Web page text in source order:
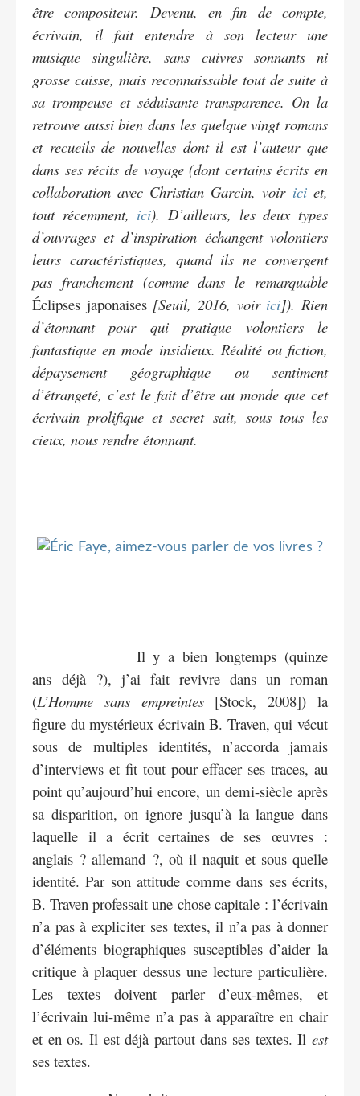
être compositeur. Devenu, en fin de compte,
écrivain, il fait entendre à son lecteur une
musique singulière, sans cuivres sonnants ni
grosse caisse, mais reconnaissable tout de suite à
sa trompeuse et séduisante transparence. On la
retrouve aussi bien dans les quelque vingt romans
et recueils de nouvelles dont il est l’auteur que
dans ses récits de voyage (dont certains écrits en
collaboration avec Christian Garcin, voir ici et,
tout récemment, ici). D’ailleurs, les deux types
d’ouvrages et d’inspiration échangent volontiers
leurs caractéristiques, quand ils ne convergent
pas franchement (comme dans le remarquable
Éclipses japonaises[Seuil, 2016, voir ici]). Rien
d’étonnant pour qui pratique volontiers le
fantastique en mode insidieux. Réalité ou fiction,
dépaysement géographique ou sentiment
d’étrangeté, c’est le fait d’être au monde que cet
écrivain prolifique et secret sait, sous tous les
cieux, nous rendre étonnant.
Il y a bien longtemps (quinze
ans déjà ?), j’ai fait revivre dans un roman
(L’Homme sans empreintes[Stock, 2008]) la
figure du mystérieux écrivain B. Traven, qui vécut
sous de multiples identités, n’accorda jamais
d’interviews et fit tout pour effacer ses traces, au
point qu’aujourd’hui encore, un demi-siècle après
sa disparition, on ignore jusqu’à la langue dans
laquelle il a écrit certaines de ses œuvres :
anglais ? allemand ?, où il naquit et sous quelle
identité. Par son attitude comme dans ses écrits,
B. Traven professait une chose capitale : l’écrivain
n’a pas à expliciter ses textes, il n’a pas à donner
d’éléments biographiques susceptibles d’aider la
critique à plaquer dessus une lecture particulière.
Les textes doivent parler d’eux-mêmes, et
l’écrivain lui-même n’a pas à apparaître en chair
et en os. Il est déjà partout dans ses textes. Il est
ses textes.